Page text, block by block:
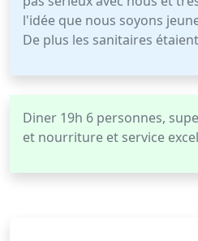
l'idée que nous soyons
De plus les sanitaires
Diner 19h 6 personnes,
et nourriture et service